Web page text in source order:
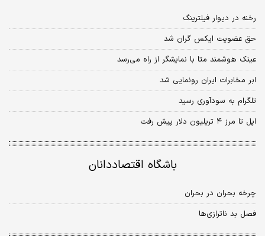
رخنه در دیوار فیلترینگ
حق عضویت ایکس گران شد
عینک هوشمند متا با نمایشگر از راه می‌رسد
ابر مخابرات ایران رونمایی شد
تلگرام به سودآوری رسید
اپل تا مرز ۴ تریلیون دلار پیش رفت
باشگاه اقتصاددانان
چرخه بحران در بحران
فصل بد ناترازی‌‌‌ها